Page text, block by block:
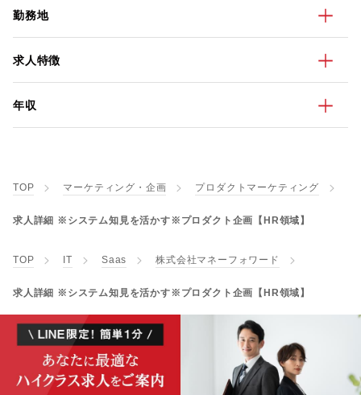
勤務地
求人特徴
年収
TOP マーケティング・企画 プロダクトマーケティング
求人詳細 ※システム知見を活かす※プロダクト企画【HR領域】
TOP IT Saas 株式会社マネーフォワード
求人詳細 ※システム知見を活かす※プロダクト企画【HR領域】